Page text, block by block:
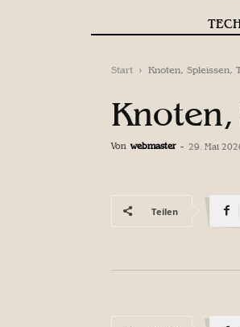
Start Knoten, Spleissen,
Knoten,
Von webmaster - 29. Mai
Teilen